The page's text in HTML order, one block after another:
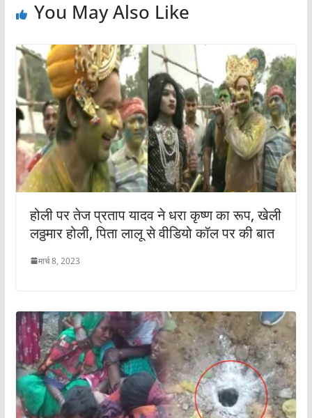
You May Also Like
होली पर तेज प्रताप यादव ने धरा कृष्ण का रूप, खेली
लठ्ठमार होली, पिता लालू से वीडियो कॉल पर की बात
मार्च 8, 2023